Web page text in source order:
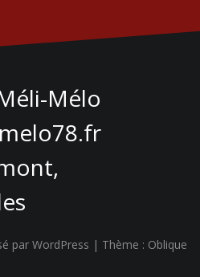
Mélo
par WordPress | Thème : Oblique